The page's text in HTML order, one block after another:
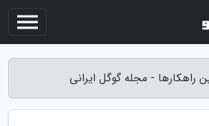
راهکارها - مجله گوگل ایرانی